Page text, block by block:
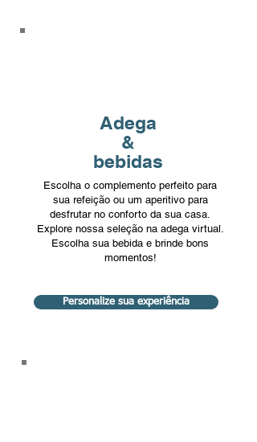
Adega
&
bebidas
Escolha o complemento perfeito para
sua refeição ou um aperitivo para
desfrutar no conforto da sua casa.
Explore nossa seleção na adega virtual.
Escolha sua bebida e brinde bons
momentos!
Personalize sua experiência